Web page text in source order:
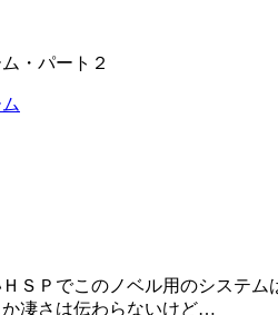
・パート２
ＳＰでこのノベル用のシステム
凄さは伝わらないけど…